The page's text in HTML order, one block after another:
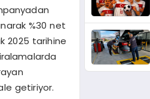
%30 net
2025 tarihine
getiriyor.